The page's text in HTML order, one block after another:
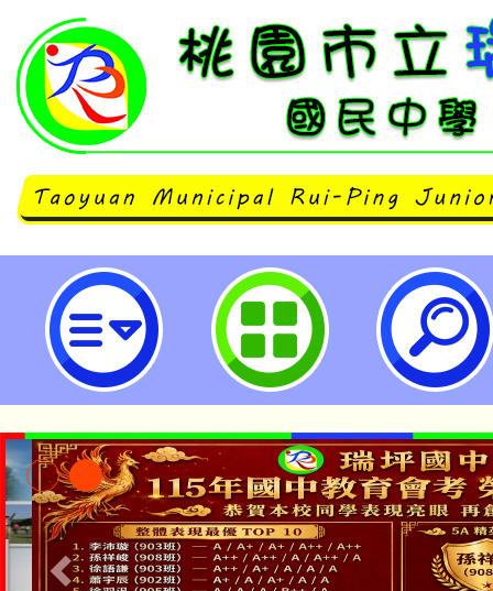
主旨：本局訂於10月18日至25日
大草坪及十一份觀光文化園區舉辦
門鱻漫遊嘉年華系列活動」，敬邀
或轉發至相關宣傳管道，以利本活
照。-桃園市立瑞坪國民中學